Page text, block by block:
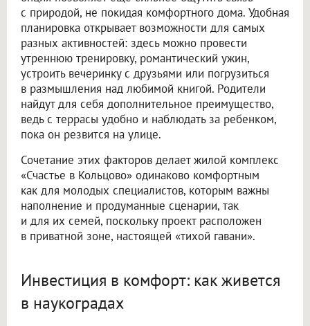
с природой, не покидая комфортного дома. Удобная
планировка открывает возможности для самых
разных активностей: здесь можно провести
утреннюю тренировку, романтический ужин,
устроить вечеринку с друзьями или погрузиться
в размышления над любимой книгой. Родители
найдут для себя дополнительное преимущество,
ведь с террасы удобно и наблюдать за ребенком,
пока он резвится на улице.
Сочетание этих факторов делает жилой комплекс
«Счастье в Кольцово» одинаково комфортным
как для молодых специалистов, которым важны
наполнение и продуманные сценарии, так
и для их семей, поскольку проект расположен
в приватной зоне, настоящей «тихой гавани».
Инвестиция в комфорт: как живется
в наукоградах